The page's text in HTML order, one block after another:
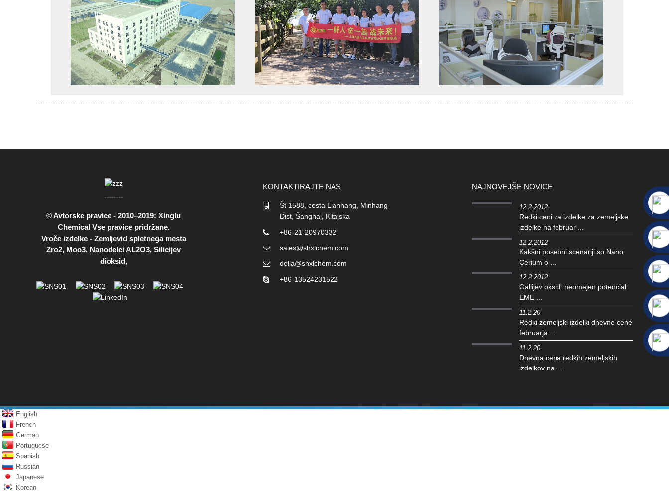
© Avtorske pravice - 2010–2019: Xinglu
Chemical Vse pravice pridržane.
Vroče izdelke- Zemljevid spletnega mesta
Zro2, Moo3, Nanodelci AL2O3, Silicijev
dioksid,
KONTAKTIRAJTE NAS
Št 1588, cesta Lianhang, Minhang
Dist, Šanghaj, Kitajska
+86-21-20970332
sales@shxlchem.com
delia@shxlchem.com
+86-13524231522
NAJNOVEJŠE NOVICE
12.2.2012
Redki ceni za izdelke za zemeljske
izdelke na februar ...
12.2.2012
Kakšni posebni scenariji so Nano
Cerium o ...
12.2.2012
Gallijev oksid: neomejen potencial
EME ...
11.2.20
Redki zemeljski izdelki dnevne cene
februarja ...
11.2.20
Dnevna cena redkih zemeljskih
izdelkov na ...
English
French
German
Portuguese
Spanish
Russian
Japanese
Korean